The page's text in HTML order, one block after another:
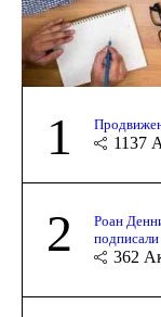
1 1137
2
Роан
подписали
362